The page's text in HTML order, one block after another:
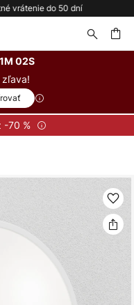
do 50 dní
02S
zľava!
70 %